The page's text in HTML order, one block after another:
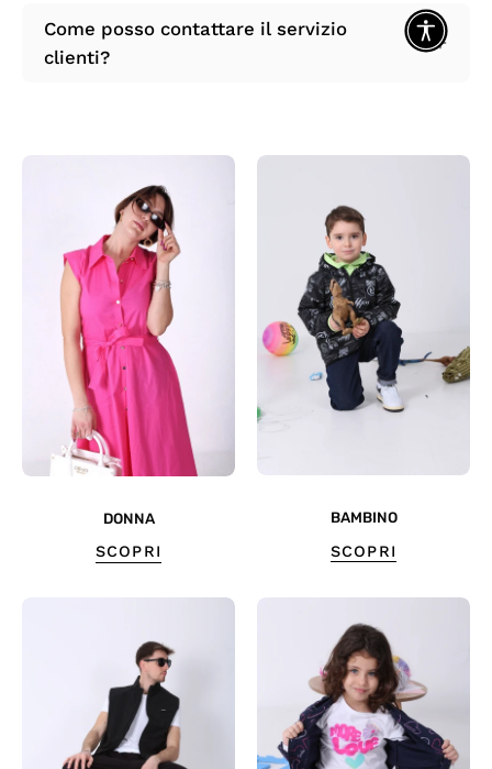
Come posso contattare il servizio
clienti?
DONNA
SCOPRI
BAMBINO
SCOPRI